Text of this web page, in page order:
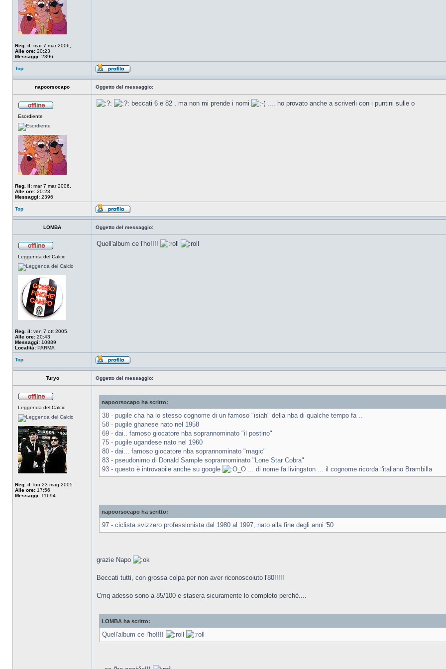
Reg. il: mar 7 mar 2006,
Alle ore: 20:23
Messaggi: 2396
Top
napoorsocapo Oggetto del messaggio:
Esordiente
Reg. il: mar 7 mar 2006,
Alle ore: 20:23
Messaggi: 2396
beccati 6 e 82 , ma non mi prende i nomi .... ho provato anche a scriverli con i puntini sulle o
Top
LOMBA Oggetto del messaggio:
Leggenda del Calcio
Reg. il: ven 7 ott 2005,
Alle ore: 20:43
Messaggi: 10889
Località: PARMA
Quell'album ce l'ho!!!!
Top
Turyo Oggetto del messaggio:
Leggenda del Calcio
Reg. il: lun 23 mag 2005
Alle ore: 17:56
Messaggi: 11694
napoorsocapo ha scritto:
38 - pugile cha ha lo stesso cognome di un famoso "isiah" della nba di qualche tempo fa ..
58 - pugile ghanese nato nel 1958
69 - dai.. famoso giocatore nba soprannominato "il postino"
75 - pugile ugandese nato nel 1960
80 - dai... famoso giocatore nba soprannominato "magic"
83 - pseudonimo di Donald Sample soprannominato "Lone Star Cobra"
93 - questo è introvabile anche su google
... di nome fa livingston ... il cognome ricorda l'italiano Brambilla
napoorsocapo ha scritto:
97 - ciclista svizzero professionista dal 1980 al 1997, nato alla fine degli anni '50
grazie Napo
Beccati tutti, con grossa colpa per non aver riconoscoiuto l'80!!!!!
Cmq adesso sono a 85/100 e stasera sicuramente lo completo perchè....
LOMBA ha scritto:
Quell'album ce l'ho!!!!